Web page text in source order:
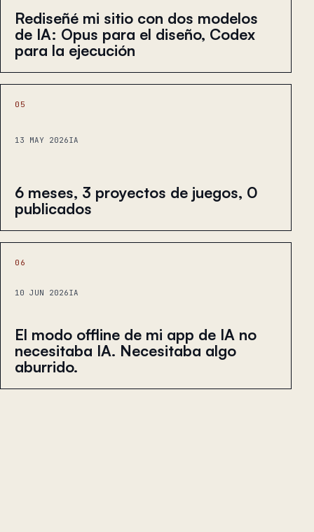
Rediseñé mi sitio con dos modelos
de IA: Opus para el diseño, Codex
para la ejecución
05
13 MAY 2026IA
6 meses, 3 proyectos de juegos, 0
publicados
06
10 JUN 2026IA
El modo offline de mi app de IA no
necesitaba IA. Necesitaba algo
aburrido.